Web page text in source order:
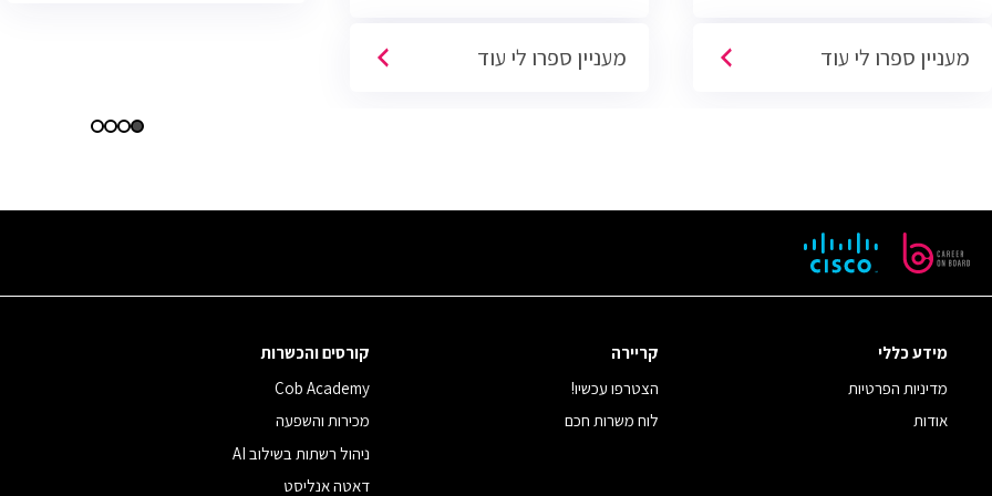
מעניין ספרו לי עוד מעניין ספרו לי עוד
מידע כללי
מדיניות הפרטיות
אודות
קריירה
הצטרפו עכשיו!
לוח משרות חכם
קורסים והכשרות
Cob Academy
מכירות והשפעה
ניהול רשתות בשילוב AI
דאטה אנליסט